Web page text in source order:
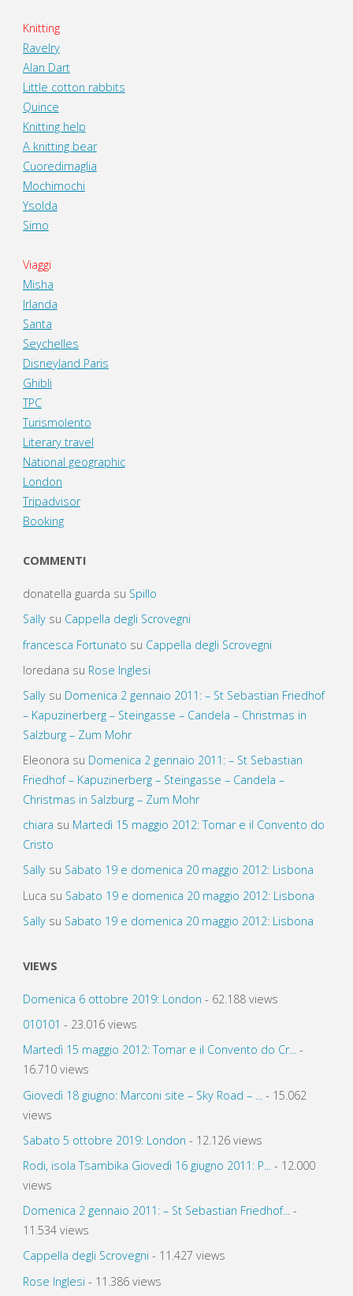
Knitting
Ravelry
Alan Dart
Little cotton rabbits
Quince
Knitting help
A knitting bear
Cuoredimaglia
Mochimochi
Ysolda
Simo
Viaggi
Misha
Irlanda
Santa
Seychelles
Disneyland Paris
Ghibli
TPC
Turismolento
Literary travel
National geographic
London
Tripadvisor
Booking
COMMENTI
donatella guarda su Spillo
Sallysu Cappella degli Scrovegni
francesca Fortunato su Cappella degli Scrovegni
loredana su Rose Inglesi
Sallysu Domenica 2 gennaio 2011: – St Sebastian Friedhof
– Kapuzinerberg – Steingasse – Candela – Christmas in
Salzburg – Zum Mohr
Eleonora su Domenica 2 gennaio 2011: – St Sebastian
Friedhof – Kapuzinerberg – Steingasse – Candela –
Christmas in Salzburg – Zum Mohr
chiara su Martedì 15 maggio 2012: Tomar e il Convento do
Cristo
Sallysu Sabato 19 e domenica 20 maggio 2012: Lisbona
Luca su Sabato 19 e domenica 20 maggio 2012: Lisbona
Sallysu Sabato 19 e domenica 20 maggio 2012: Lisbona
VIEWS
Domenica 6 ottobre 2019: London - 62.188 views
010101 - 23.016 views
Martedì 15 maggio 2012: Tomar e il Convento do Cr...-
16.710 views
Giovedì 18 giugno: Marconi site – Sky Road – ...
- 15.062
views
Sabato 5 ottobre 2019: London - 12.126 views
Rodi, isola Tsambika Giovedì 16 giugno 2011: P...- 12.000
views
Domenica 2 gennaio 2011: – St Sebastian Friedhof...-
11.534 views
Cappella degli Scrovegni - 11.427 views
Rose Inglesi - 11.386 views